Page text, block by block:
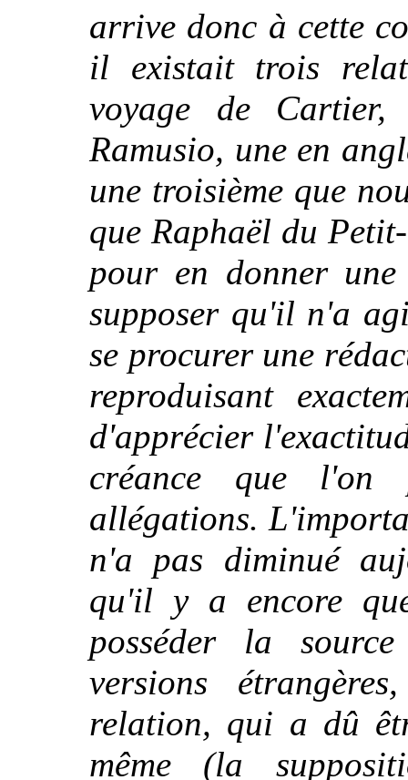
arrive donc à cette
il existait trois
voyage de
Ramusio, une en
une troisième que
que Raphaël du
pour en donner
supposer qu'il n'a
se procurer une
reproduisant
d'apprécier
créance que l'on
allégations.
n'a pas diminué
qu'il y a encore
posséder la
versions
relation, qui a dû
même (la